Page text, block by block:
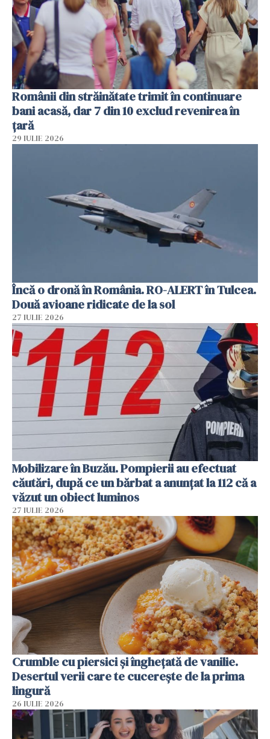
Românii din străinătate trimit în continuare
bani acasă, dar 7 din 10 exclud revenirea în
țară
29 IULIE 2026
Încă o dronă în România. RO-ALERT în Tulcea.
Două avioane ridicate de la sol
27 IULIE 2026
Mobilizare în Buzău. Pompierii au efectuat
căutări, după ce un bărbat a anunțat la 112 că a
văzut un obiect luminos
27 IULIE 2026
Crumble cu piersici și înghețată de vanilie.
Desertul verii care te cucerește de la prima
lingură
26 IULIE 2026